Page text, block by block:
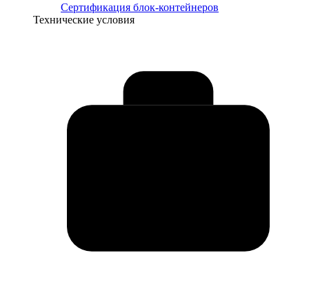
Сертификация блок-контейнеров
Технические условия